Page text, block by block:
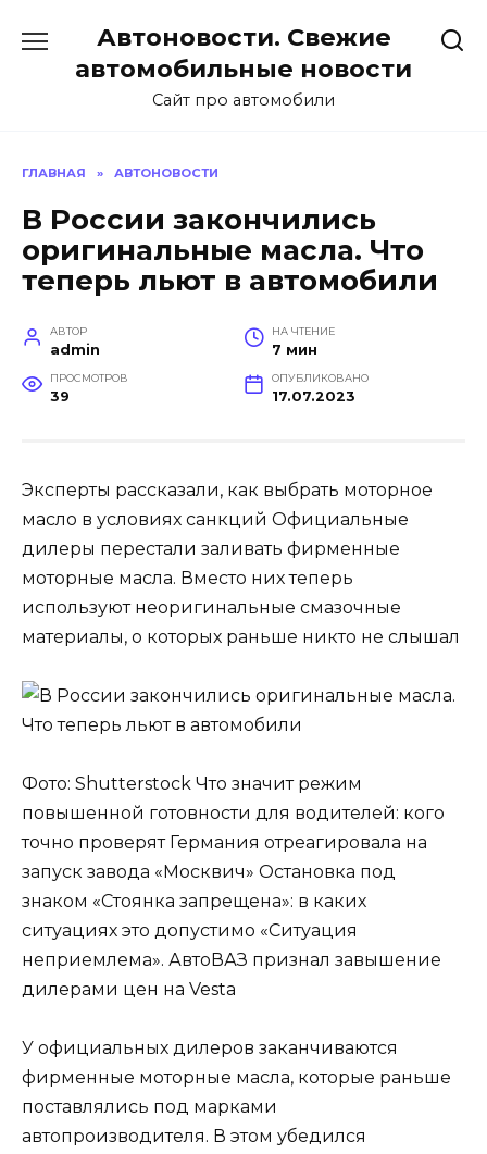
содержанию
Автоновости. Свежие
автомобильные новости
Сайт про автомобили
ГЛАВНАЯ » АВТОНОВОСТИ
В России закончились
оригинальные масла. Что
теперь льют в автомобили
АВТОР
admin
НА ЧТЕНИЕ
7 мин
ПРОСМОТРОВ
39
ОПУБЛИКОВАНО
17.07.2023
Эксперты рассказали, как выбрать моторное
масло в условиях санкций Официальные
дилеры перестали заливать фирменные
моторные масла. Вместо них теперь
используют неоригинальные смазочные
материалы, о которых раньше никто не слышал
Фото: Shutterstock Что значит режим
повышенной готовности для водителей: кого
точно проверят Германия отреагировала на
запуск завода «Москвич» Остановка под
знаком «Стоянка запрещена»: в каких
ситуациях это допустимо «Ситуация
неприемлема». АвтоВАЗ признал завышение
дилерами цен на Vesta
У официальных дилеров заканчиваются
фирменные моторные масла, которые раньше
поставлялись под марками
автопроизводителя. В этом убедился